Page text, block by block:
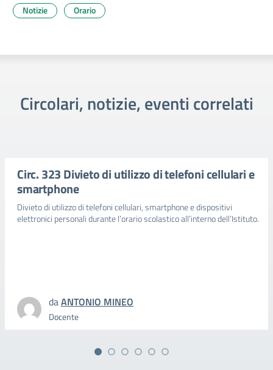
Notizie Orario
Circolari, notizie, eventi correlati
Circ. 323 Divieto di utilizzo di telefoni cellulari e
smartphone
Divieto di utilizzo di telefoni cellulari, smartphone e dispositivi
elettronici personali durante l’orario scolastico all’interno dell’Istituto.
daANTONIO MINEO
Docente